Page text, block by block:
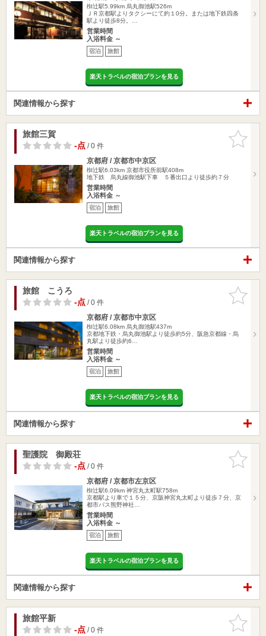
椥辻駅5.99km 烏丸御池駅526m
ＪＲ京都駅よりタクシーにて約１0分。または地下鉄四条
駅より徒歩8分。…
営業時間
入浴料金 ～
宿泊 旅館
楽天トラベルの宿泊プランを見る
関連情報から探す
お気に入
りに追加
旅館三賀
-点/ 0 件
京都府 / 京都市中京区
椥辻駅6.03km 京都市役所前駅408m
地下鉄 烏丸線御池駅下車 ５番出口より徒歩約７分
営業時間
入浴料金 ～
宿泊 旅館
楽天トラベルの宿泊プランを見る
関連情報から探す
お気に入
りに追加
旅館 こうろ
-点/ 0 件
京都府 / 京都市中京区
椥辻駅6.08km 烏丸御池駅437m
京都地下鉄・烏丸御池駅より徒歩約5分、阪急京都線・烏
丸駅より徒歩約6…
営業時間
入浴料金 ～
宿泊 旅館
楽天トラベルの宿泊プランを見る
関連情報から探す
お気に入
りに追加
聖護院 御殿荘
-点/ 0 件
京都府 / 京都市左京区
椥辻駅6.09km 神宮丸太町駅758m
京都駅より車で１５分、京阪神宮丸太町より徒歩７分、京
都市バス熊野神社…
営業時間
入浴料金 ～
宿泊 旅館
楽天トラベルの宿泊プランを見る
関連情報から探す
お気に入
りに追加
旅館平新
-点/ 0 件